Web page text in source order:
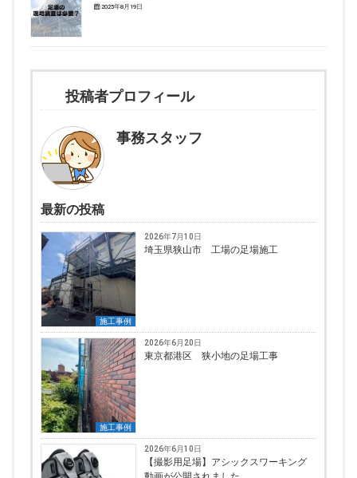
2025年8月19日
投稿者プロフィール
事務スタッフ
最新の投稿
施工事例
2026年7月10日
埼玉県狭山市 工場の足場施工
施工事例
2026年6月20日
東京都港区 狭小地の足場工事
2026年6月10日
【撮影用足場】アシックスワーキング